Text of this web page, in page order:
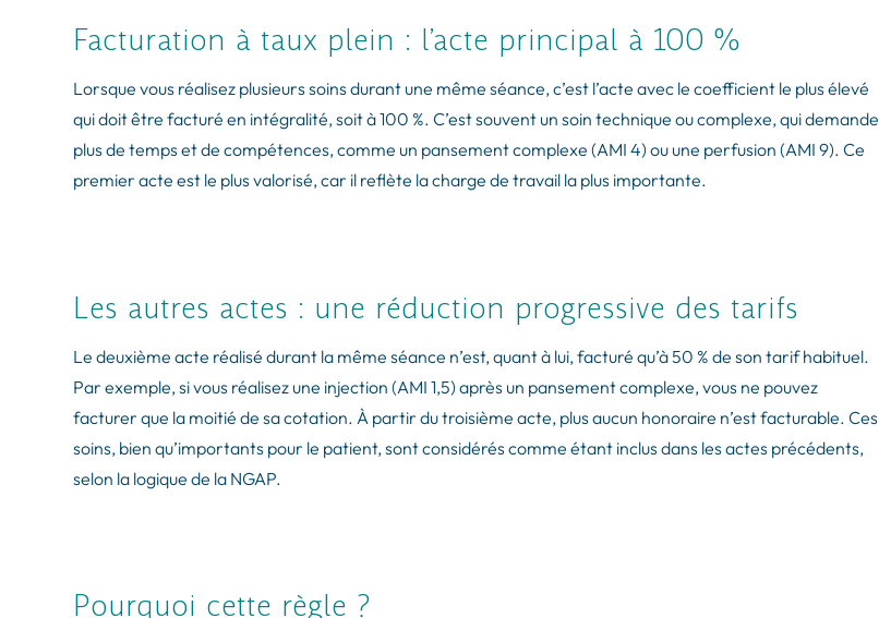
Facturation à taux plein : l’acte principal à 100 %
Lorsque vous réalisez plusieurs soins durant une même séance, c’est l’acte avec le coefficient le plus élevé
qui doit être facturé en intégralité, soit à 100 %. C’est souvent un soin technique ou complexe, qui demande
plus de temps et de compétences, comme un pansement complexe (AMI 4) ou une perfusion (AMI 9). Ce
premier acte est le plus valorisé, car il reflète la charge de travail la plus importante.
Les autres actes : une réduction progressive des tarifs
Le deuxième acte réalisé durant la même séance n’est, quant à lui, facturé qu’à 50 % de son tarif habituel.
Par exemple, si vous réalisez une injection (AMI 1,5) après un pansement complexe, vous ne pouvez
facturer que la moitié de sa cotation. À partir du troisième acte, plus aucun honoraire n’est facturable. Ces
soins, bien qu’importants pour le patient, sont considérés comme étant inclus dans les actes précédents,
selon la logique de la NGAP.
Pourquoi cette règle ?